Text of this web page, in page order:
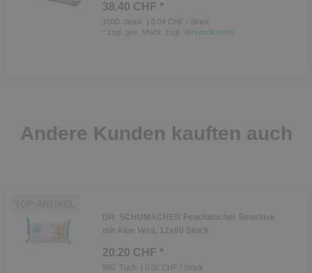
38.40 CHF *
1000 Stück
| 0.04 CHF / Stück
zzgl. ges. MwSt. zzgl. Versandkosten
Andere Kunden kauften auch
DR. SCHUMACHER Feuchttücher Sensitive
mit Aloe Vera, 12x80 Stück
20.20 CHF *
960 Tuch
| 0.02 CHF / Stück